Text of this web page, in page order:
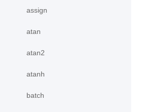
assign
atan
atan2
atanh
batch